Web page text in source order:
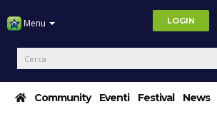
Menu LOGIN
Community Eventi Festival News